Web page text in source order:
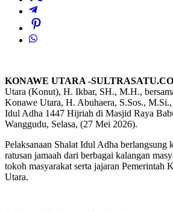
KONAWE UTARA -
Utara (Konut), H. Ikbar, SH., M.H.,
Konawe Utara, H. Abuhaera, S.Sos., M.Si.,
Idul Adha 1447 Hijriah di Masjid Raya
Wanggudu, Selasa, (27 Mei 2026).
Pelaksanaan Shalat Idul Adha berlangsung
ratusan jamaah dari berbagai kalangan
tokoh masyarakat serta jajaran Pemerintah
Utara.